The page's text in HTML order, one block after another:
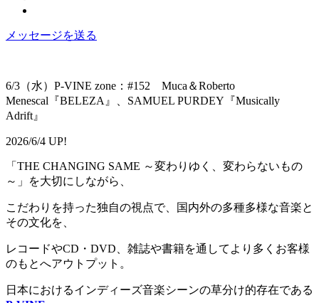
メッセージを送る
6/3（水）P-VINE zone：#152 Muca＆Roberto
Menescal『BELEZA』、SAMUEL PURDEY『Musically
Adrift』
2026/6/4 UP!
「THE CHANGING SAME ～変わりゆく、変わらないもの
～」を大切にしながら、
こだわりを持った独自の視点で、国内外の多種多様な音楽と
その文化を、
レコードやCD・DVD、雑誌や書籍を通してより多くお客様
のもとへアウトプット。
日本におけるインディーズ音楽シーンの草分け的存在である